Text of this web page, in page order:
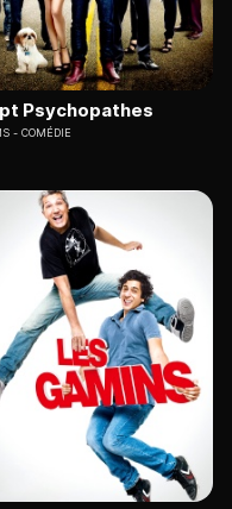
Psychopathes
COMÉDIE